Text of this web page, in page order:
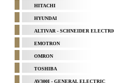
HITACHI
HYUNDAI
ALTIVAR - SCHNEIDER
EMOTRON
OMRON
TOSHIBA
AV300I - GENERAL ELECTRIC